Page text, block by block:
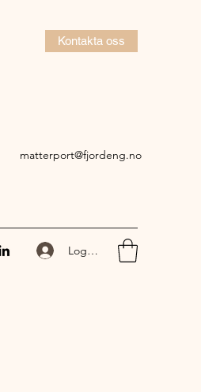
Kontakta oss
matterport@fjordeng.no
Logga in